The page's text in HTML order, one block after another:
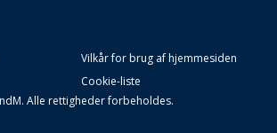
Vilkår for brug af hjemmesiden
Cookie-liste
Alle rettigheder forbeholdes.